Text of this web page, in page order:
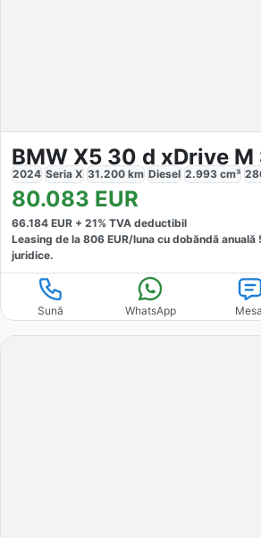
BMW X5 30 d xDrive
2024 Seria X 31.200 km Diesel 2.993 cm³
80.083 EUR
66.184 EUR + 21% TVA deductibil
Leasing de la 806 EUR/luna cu dobăndă anuală
juridice.
Sună WhatsApp